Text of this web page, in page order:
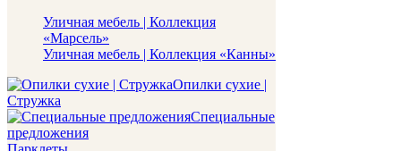
Уличная мебель | Коллекция
«Марсель»
Уличная мебель | Коллекция «Канны»
Опилки сухие |
Стружка
Специальные
предложения